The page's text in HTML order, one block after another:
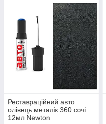
Реставраційний авто
олівець металік 360 сочі
12мл Newton